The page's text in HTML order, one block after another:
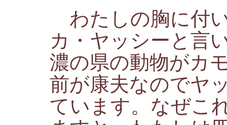
わたしの胸に付
カ・ヤッシーと言
濃の県の動物がカ
前が康夫なのでヤ
ています。なぜこ